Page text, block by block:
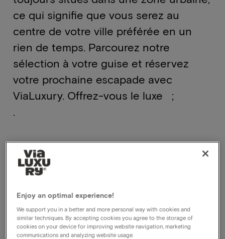
ce qui signifie que vous serez au
centre de votre ville préférée en un
rien de temps. Parcourez notre
sélection à votre guise et réservez
votre prochaine escapade avec
ViaLuxury. Offrez-vous le luxe ;
Enjoy an optimal experience!
We support you in a better and more personal way with cookies and
similar techniques. By accepting cookies you agree to the storage of
cookies on your device for improving website navigation, marketing
communications and analyzing website usage.